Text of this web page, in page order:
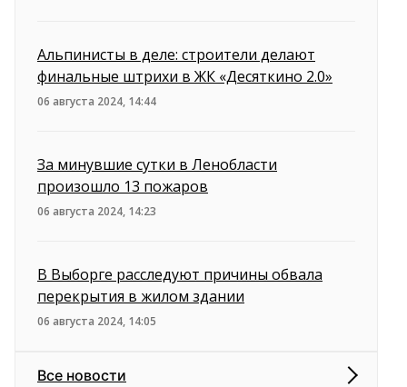
Альпинисты в деле: строители делают
финальные штрихи в ЖК «Десяткино 2.0»
06 августа 2024, 14:44
За минувшие сутки в Ленобласти
произошло 13 пожаров
06 августа 2024, 14:23
В Выборге расследуют причины обвала
перекрытия в жилом здании
06 августа 2024, 14:05
Все новости